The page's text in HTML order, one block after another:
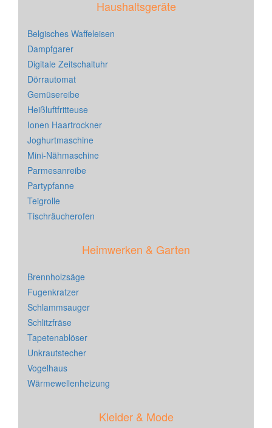
Haushaltsgeräte
Belgisches Waffeleisen
Dampfgarer
Digitale Zeitschaltuhr
Dörrautomat
Gemüsereibe
Heißluftfritteuse
Ionen Haartrockner
Joghurtmaschine
Mini-Nähmaschine
Parmesanreibe
Partypfanne
Teigrolle
Tischräucherofen
Heimwerken & Garten
Brennholzsäge
Fugenkratzer
Schlammsauger
Schlitzfräse
Tapetenablöser
Unkrautstecher
Vogelhaus
Wärmewellenheizung
Kleider & Mode